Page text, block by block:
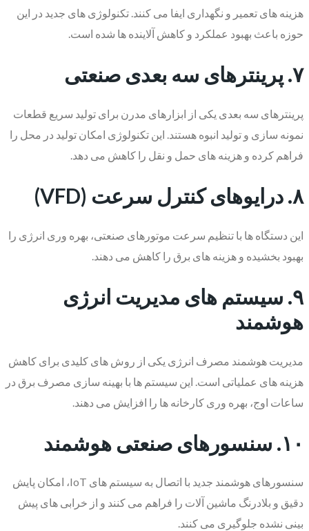
هزینه های تعمیر و نگهداری ایفا می کنند. تکنولوژی های جدید در این
حوزه باعث بهبود عملکرد و کاهش آلاینده ها شده است.
۷. پرینترهای سه بعدی صنعتی
پرینترهای سه بعدی یکی از ابزارهای مدرن برای تولید سریع قطعات
نمونه سازی و تولید انبوه هستند. این تکنولوژی امکان تولید در محل را
فراهم کرده و هزینه های حمل و نقل را کاهش می دهد.
۸. درایوهای کنترل سرعت (VFD)
این دستگاه ها با تنظیم سرعت موتورهای صنعتی، بهره وری انرژی را
بهبود بخشیده و هزینه های برق را کاهش می دهند.
۹. سیستم های مدیریت انرژی
هوشمند
مدیریت هوشمند مصرف انرژی یکی از روش های کلیدی برای کاهش
هزینه های عملیاتی است. این سیستم ها با بهینه سازی مصرف برق در
ساعات اوج، بهره وری کارخانه ها را افزایش می دهند.
۱۰. سنسورهای صنعتی هوشمند
سنسورهای هوشمند جدید با اتصال به سیستم های IoT، امکان پایش
دقیق و بلادرنگ ماشین آلات را فراهم می کنند و از خرابی های پیش
بینی نشده جلوگیری می کنند.